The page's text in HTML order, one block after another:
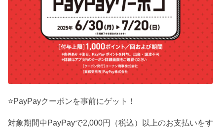
⭐PayPayクーポンを事前にゲット！
対象期間中PayPayで2,000円（税込）以上のお支払いをす